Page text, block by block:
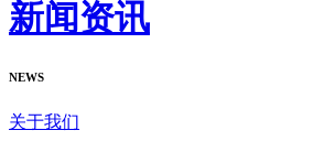
新闻资讯
NEWS
关于我们